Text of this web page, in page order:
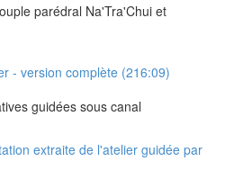
parédral Na'Tra'Chui et
- version complète (216:09)
guidées sous canal
extraite de l'atelier guidée par